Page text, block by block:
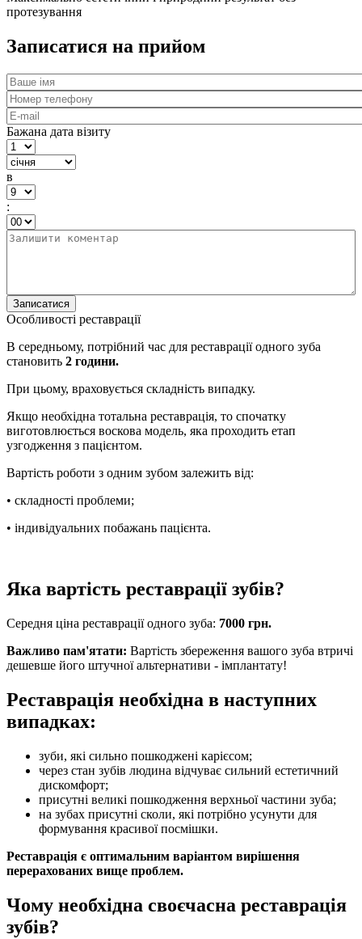
протезування
Записатися на прийом
Бажана дата візиту
в
:
Особливості реставрації
В середньому, потрібний час для реставрації одного зуба
становить 2 години​.
При цьому, враховується складність випадку.
Якщо необхідна тотальна реставрація, то спочатку
виготовлюється воскова модель, яка проходить етап
узгодження з пацієнтом.
Вартість роботи з одним зубом залежить від:
• складності проблеми;
• індивідуальних побажань пацієнта.
Яка вартість реставрації зубів?
Середня ціна реставрації одного зуба: 7000 грн.
Важливо пам'ятати: Вартість збереження вашого зуба втричі
дешевше його штучної альтернативи - імплантату!
Реставрація необхідна в наступних
випадках:
зуби, які сильно пошкоджені карієсом;
через стан зубів людина відчуває сильний естетичний
дискомфорт;
присутні великі пошкодження верхньої частини зуба;
на зубах присутні сколи, які потрібно усунути для
формування красивої посмішки.
Реставрація є оптимальним варіантом вирішення
перерахованих вище проблем.
Чому необхідна своєчасна реставрація
зубів?